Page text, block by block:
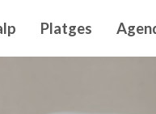
Platges